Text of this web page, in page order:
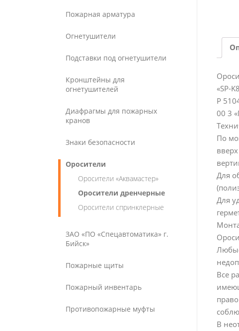
«SP-
Р
00 3
По
Для
Для
Все
В
Пожарная арматура
Огнетушители
Подставки под огнетушители
Кронштейны для
огнетушителей
Диафрагмы для пожарных
кранов
Знаки безопасности
Оросители
Оросители «Аквамастер»
Оросители дренчерные
Оросители спринклерные
ЗАО «ПО «Спецавтоматика» г.
Бийск»
Пожарные щиты
Пожарный инвентарь
Противопожарные муфты